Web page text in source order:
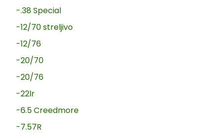
-.38 Special
-12/70 streljivo
-12/76
-20/70
-20/76
-22lr
-6.5 Creedmore
-7.57R